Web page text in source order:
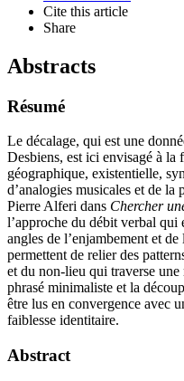
Cite this article
Share
Abstracts
Résumé
Le décalage, qui est une
Desbiens, est ici envisagé à la
géographique, existentielle,
d’analogies musicales et de
Pierre Alferi dans Chercher
l’approche du débit verbal qui
angles de l’enjambement et
permettent de relier des
et du non-lieu qui traverse
phrasé minimaliste et la
être lus en convergence avec
faiblesse identitaire.
Abstract